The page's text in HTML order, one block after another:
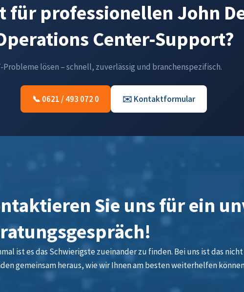
für professionellen John
Center-Support?
Probleme lösen – schnell, zuverlässig und branchenspezifisch.
📞 0621 / 493 072 0 ✉️ Kontaktformular
Sie uns für ein
ist es das Schwierigste zueinander zu finden. Bei uns ist das nicht
gemeinsam heraus, wie wir Ihnen am besten weiterhelfen